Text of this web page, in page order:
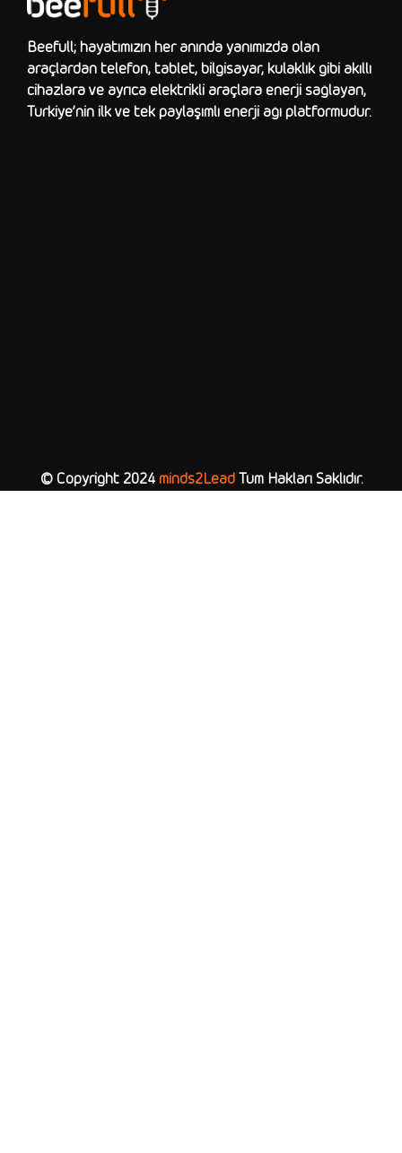
Beefull; hayatımızın her anında yanımızda olan
araçlardan telefon, tablet, bilgisayar, kulaklık gibi akıllı
cihazlara ve ayrıca elektrikli araçlara enerji sağlayan,
Türkiye’nin ilk ve tek paylaşımlı enerji ağı platformudur.
© Copyright 2024 minds2LeadTüm Hakları Saklıdır.